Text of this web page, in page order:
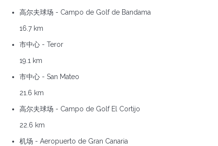
高尔夫球场 - Campo de Golf de Bandama
16.7 km
市中心 - Teror
19.1 km
市中心 - San Mateo
21.6 km
高尔夫球场 - Campo de Golf El Cortijo
22.6 km
机场 - Aeropuerto de Gran Canaria